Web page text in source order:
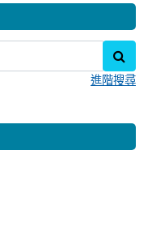
進階搜尋